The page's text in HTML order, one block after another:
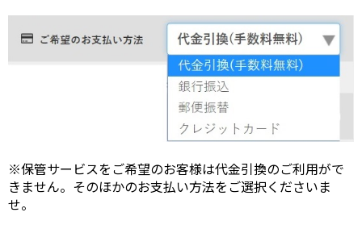
※保管サービスをご希望のお客様は代金引換のご利用がで
きません。そのほかのお支払い方法をご選択くださいま
せ。